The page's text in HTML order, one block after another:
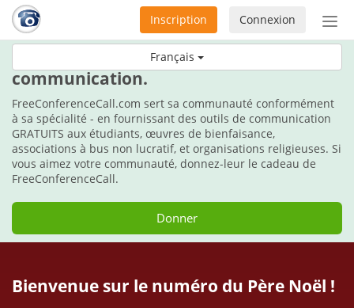
Français
ou
Connexion
Inscription
Durant les fêtes, faites le cadeau de la
communication.
FreeConferenceCall.com sert sa communauté conformément
à sa spécialité - en fournissant des outils de communication
GRATUITS aux étudiants, œuvres de bienfaisance,
associations à bus non lucratif, et organisations religieuses. Si
vous aimez votre communauté, donnez-leur le cadeau de
FreeConferenceCall.
Donner
Bienvenue sur le numéro du Père Noël !